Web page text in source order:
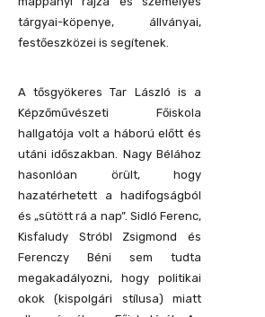
tárgyai-köpenye, állványai,
festőeszközei is segítenek.
A tősgyökeres Tar László is a
Képzőművészeti Főiskola
hallgatója volt a háború előtt és
utáni időszakban. Nagy Bélához
hasonlóan örült, hogy
hazatérhetett a hadifogságból
és „sütött rá a nap”. Sidló Ferenc,
Kisfaludy Stróbl Zsigmond és
Ferenczy Béni sem tudta
megakadályozni, hogy politikai
okok (kispolgári stílusa) miatt